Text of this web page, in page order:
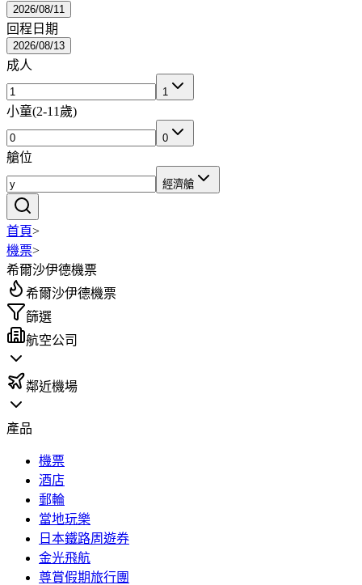
2026/08/11
回程日期
2026/08/13
成人
1
小童(2-11歲)
0
艙位
經濟艙
首頁>
機票>
希爾沙伊德機票
希爾沙伊德機票
篩選
航空公司
鄰近機場
產品
機票
酒店
郵輪
當地玩樂
日本鐵路周遊券
金光飛航
尊賞假期旅行團